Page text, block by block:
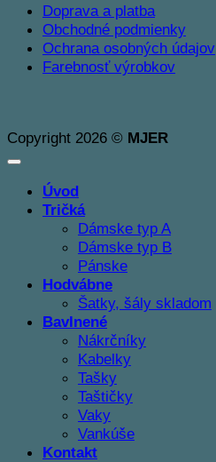
Doprava a platba
Obchodné podmienky
Ochrana osobných údajov
Farebnosť výrobkov
Copyright 2026 © MJER
Úvod
Tričká
Dámske typ A
Dámske typ B
Pánske
Hodvábne
Šatky, šály skladom
Bavlnené
Nákrčníky
Kabelky
Tašky
Taštičky
Vaky
Vankúše
Kontakt